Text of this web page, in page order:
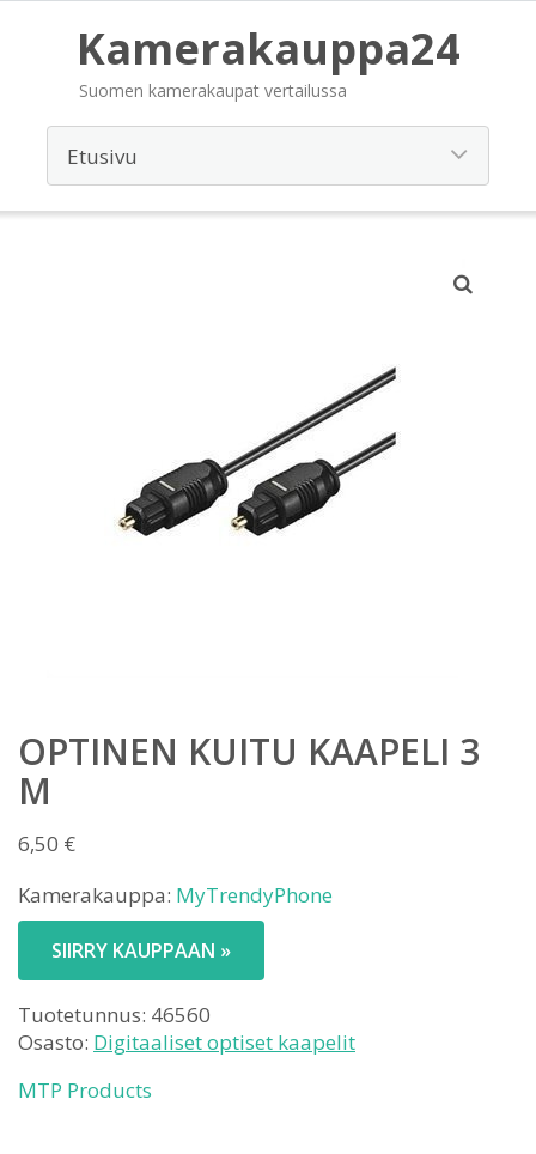
Kamerakauppa24
Suomen kamerakaupat vertailussa
OPTINEN KUITU KAAPELI 3
M
6,50 €
Kamerakauppa: MyTrendyPhone
SIIRRY KAUPPAAN »
Tuotetunnus: 46560
Osasto: Digitaaliset optiset kaapelit
MTP Products